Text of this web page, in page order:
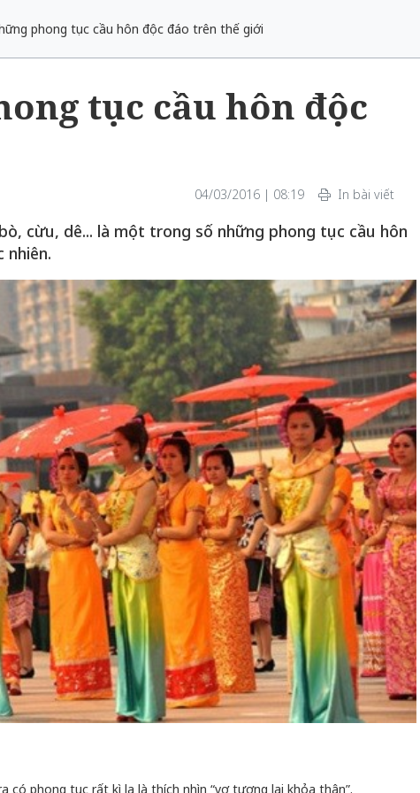
phong tục cầu hôn độc đáo trên thế giới
tục cầu hôn độc
04/03/2016 | 08:19 In bài viết
cừu, dê... là một trong số những phong tục cầu hôn
nhiên.
có phong tục rất kì lạ là thích nhìn “vợ tương lai khỏa thân”.
nhà
Bắc Biên - Giữ một ngôi
làng ven sông Hồng của Hà
Nội
TS. Trần Kim Hào